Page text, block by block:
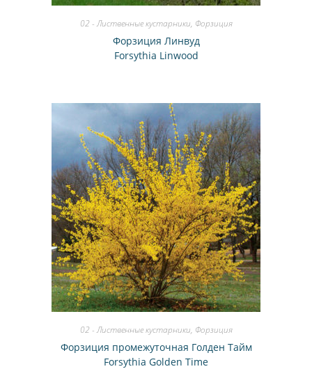
02 - Лиственные кустарники, Форзиция
Форзиция Линвуд
Forsythia Linwood
02 - Лиственные кустарники, Форзиция
Форзиция промежуточная Голден Тайм
Forsythia Golden Time